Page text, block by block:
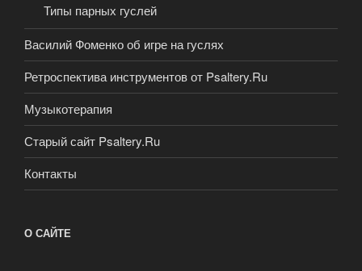
Типы парных гуслей
Василий Фоменко об игре на гуслях
Ретроспектива инструментов от Psaltery.Ru
Музыкотерапия
Старый сайт Psaltery.Ru
Контакты
О САЙТЕ